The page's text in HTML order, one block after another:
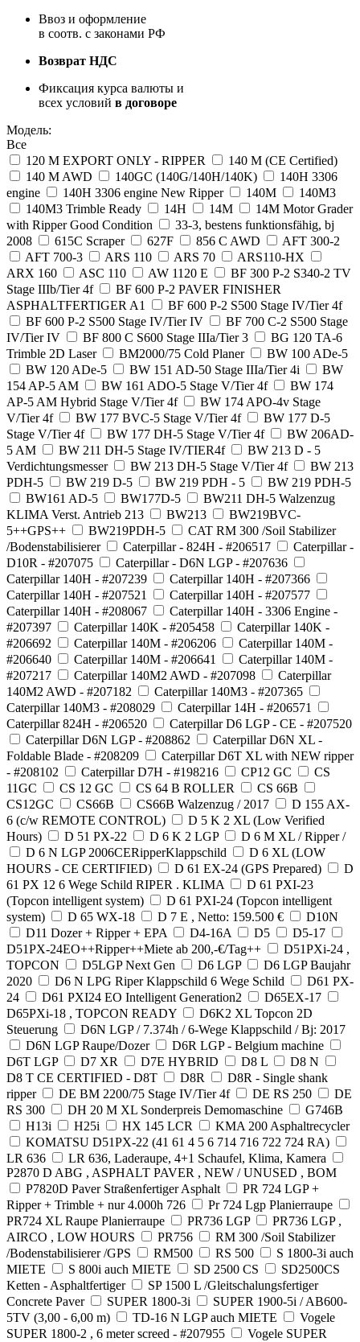
Ввоз и оформление
в соотв. с законами РФ
Возврат НДС
Фиксация курса валюты и
всех условий в договоре
Модель:
Все
120 M EXPORT ONLY - RIPPER
140 M (CE Certified)
140 M AWD
140GC (140G/140H/140K)
140H 3306
engine
140H 3306 engine New Ripper 140M
140M3
140M3 Trimble Ready
14H 14M
14M Motor Grader
with Ripper Good Condition
33-3, bestens funktionsfähig, bj
2008
615C Scraper 627F 856 C AWD
AFT 300-2
AFT 700-3
ARS 110 ARS 70
ARS110-HX
ARX 160
ASC 110 AW 1120 E
BF 300 P-2 S340-2 TV
Stage IIIb/Tier 4f
BF 600 P-2 PAVER FINISHER
ASPHALTFERTIGER A1
BF 600 P-2 S500 Stage IV/Tier 4f
BF 600 P-2 S500 Stage IV/Tier IV
BF 700 C-2 S500 Stage
IV/Tier IV
BF 800 C S600 Stage IIIa/Tier 3
BG 120 TA-6
Trimble 2D Laser
BM2000/75 Cold Planer
BW 100 ADe-5
BW 120 ADe-5
BW 151 AD-50 Stage IIIa/Tier 4i
BW
154 AP-5 AM
BW 161 ADO-5 Stage V/Tier 4f
BW 174
AP-5 AM Hybrid Stage V/Tier 4f
BW 174 APO-4v Stage
V/Tier 4f
BW 177 BVC-5 Stage V/Tier 4f
BW 177 D-5
Stage V/Tier 4f
BW 177 DH-5 Stage V/Tier 4f
BW 206AD-
5 AM
BW 211 DH-5 Stage IV/TIER4f
BW 213 D - 5
Verdichtungsmesser
BW 213 DH-5 Stage V/Tier 4f
BW 213
PDH-5
BW 219 D-5 BW 219 PDH - 5
BW 219 PDH-5
BW161 AD-5
BW177D-5
BW211 DH-5 Walzenzug
KLIMA Verst. Antrieb 213
BW213
BW219BVC-
5++GPS++
BW219PDH-5
CAT RM 300 /Soil Stabilizer
/Bodenstabilisierer
Caterpillar - 824H - #206517
Caterpillar -
D10R - #207075
Caterpillar - D6N LGP - #207636
Caterpillar 140H - #207239
Caterpillar 140H - #207366
Caterpillar 140H - #207521
Caterpillar 140H - #207577
Caterpillar 140H - #208067
Caterpillar 140H - 3306 Engine -
#207397
Caterpillar 140K - #205458
Caterpillar 140K -
#206692
Caterpillar 140M - #206206
Caterpillar 140M -
#206640
Caterpillar 140M - #206641
Caterpillar 140M -
#207217
Caterpillar 140M2 AWD - #207098
Caterpillar
140M2 AWD - #207182
Caterpillar 140M3 - #207365
Caterpillar 140M3 - #208029
Caterpillar 14H - #206571
Caterpillar 824H - #206520
Caterpillar D6 LGP - CE - #207520
Caterpillar D6N LGP - #208862
Caterpillar D6N XL -
Foldable Blade - #208209
Caterpillar D6T XL with NEW ripper
- #208102
Caterpillar D7H - #198216 CP12 GC
CS
11GC
CS 12 GC CS 64 B ROLLER
CS 66B
CS12GC
CS66B CS66B Walzenzug / 2017
D 155 AX-
6 (c/w REMOTE CONTROL)
D 5 K 2 XL (Low Verified
Hours)
D 51 PX-22 D 6 K 2 LGP
D 6 M XL / Ripper /
D 6 N LGP 2006CERipperKlappschild
D 6 XL (LOW
HOURS - CE CERTIFIED)
D 61 EX-24 (GPS Prepared)
D
61 PX 12 6 Wege Schild RIPER . KLIMA
D 61 PXI-23
(Topcon intelligent system)
D 61 PXI-24 (Topcon intelligent
system)
D 65 WX-18 D 7 E , Netto: 159.500 €
D10N
D11 Dozer + Ripper + EPA
D4-16A D5
D5-17
D51PX-24EO++Ripper++Miete ab 200,-€/Tag++
D51PXi-24 ,
TOPCON
D5LGP Next Gen D6 LGP
D6 LGP Baujahr
2020
D6 N LPG Riper Klappschild 6 Wege Schild
D61 PX-
24
D61 PXI24 EO Intelligent Generation2
D65EX-17
D65PXi-18 , TOPCON READY
D6K2 XL Topcon 2D
Steuerung
D6N LGP / 7.374h / 6-Wege Klappschild / Bj: 2017
D6N LGP Raupe/Dozer
D6R LGP - Belgium machine
D6T LGP
D7 XR D7E HYBRID D8 L
D8 N
D8 T CE CERTIFIED - D8T
D8R
D8R - Single shank
ripper
DE BM 2200/75 Stage IV/Tier 4f DE RS 250
DE
RS 300
DH 20 M XL Sonderpreis Demomaschine
G746B
H13i
H25i HX 145 LCR
KMA 200 Asphaltrecycler
KOMATSU D51PX-22 (41 61 4 5 6 714 716 722 724 RA)
LR 636
LR 636, Laderaupe, 4+1 Schaufel, Klima, Kamera
P2870 D ABG , ASPHALT PAVER , NEW / UNUSED , BOM
P7820D Paver Straßenfertiger Asphalt
PR 724 LGP +
Ripper + Trimble + nur 4.000h 726
Pr 724 Lgp Planierraupe
PR724 XL Raupe Planierraupe
PR736 LGP
PR736 LGP ,
AIRCO , LOW HOURS
PR756
RM 300 /Soil Stabilizer
/Bodenstabilisierer /GPS
RM500 RS 500
S 1800-3i auch
MIETE
S 800i auch MIETE SD 2500 CS
SD2500CS
Ketten - Asphaltfertiger
SP 1500 L /Gleitschalungsfertiger
Concrete Paver
SUPER 1800-3i
SUPER 1900-5i / AB600-
5TV (3,00 - 6,00 m)
TD-16 N LGP auch MIETE
Vogele
SUPER 1800-2 , 6 meter screed - #207955
Vogele SUPER